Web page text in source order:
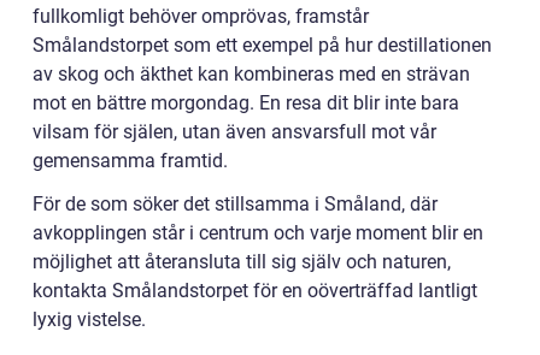
fullkomligt behöver omprövas, framstår
Smålandstorpet som ett exempel på hur destillationen
av skog och äkthet kan kombineras med en strävan
mot en bättre morgondag. En resa dit blir inte bara
vilsam för själen, utan även ansvarsfull mot vår
gemensamma framtid.
För de som söker det stillsamma i Småland, där
avkopplingen står i centrum och varje moment blir en
möjlighet att återansluta till sig själv och naturen,
kontakta Smålandstorpet för en oöverträffad lantligt
lyxig vistelse.